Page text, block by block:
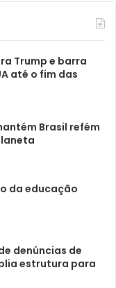
Trump e barra
até o fim das
Brasil refém
da educação
denúncias de
estrutura para